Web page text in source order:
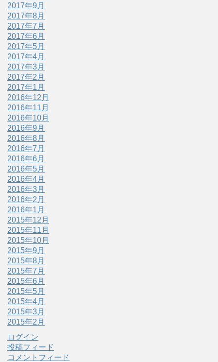
2017年9月
2017年8月
2017年7月
2017年6月
2017年5月
2017年4月
2017年3月
2017年2月
2017年1月
2016年12月
2016年11月
2016年10月
2016年9月
2016年8月
2016年7月
2016年6月
2016年5月
2016年4月
2016年3月
2016年2月
2016年1月
2015年12月
2015年11月
2015年10月
2015年9月
2015年8月
2015年7月
2015年6月
2015年5月
2015年4月
2015年3月
2015年2月
ログイン
投稿フィード
コメントフィード